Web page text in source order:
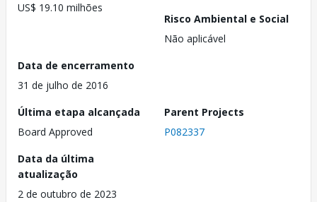
US$ 19.10 milhões
Risco Ambiental e Social
Não aplicável
Data de encerramento
31 de julho de 2016
Última etapa alcançada
Board Approved
Parent Projects
P082337
Data da última
atualização
2 de outubro de 2023